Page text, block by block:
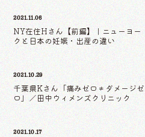
2021.11.06
NY在住Hさん【前編】｜ニューヨー
クと日本の妊娠・出産の違い
2021.10.29
千葉県Kさん「痛みゼロ≠ダメージゼ
ロ」／田中ウィメンズクリニック
2021.10.17